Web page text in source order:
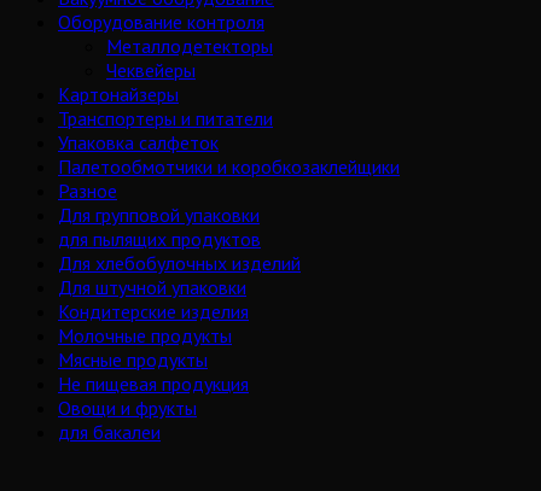
Оборудование контроля
Металлодетекторы
Чеквейеры
Картонайзеры
Транспортеры и питатели
Упаковка салфеток
Палетообмотчики и коробкозаклейщики
Разное
Для групповой упаковки
для пылящих продуктов
Для хлебобулочных изделий
Для штучной упаковки
Кондитерские изделия
Молочные продукты
Мясные продукты
Не пищевая продукция
Овощи и фрукты
для бакалеи